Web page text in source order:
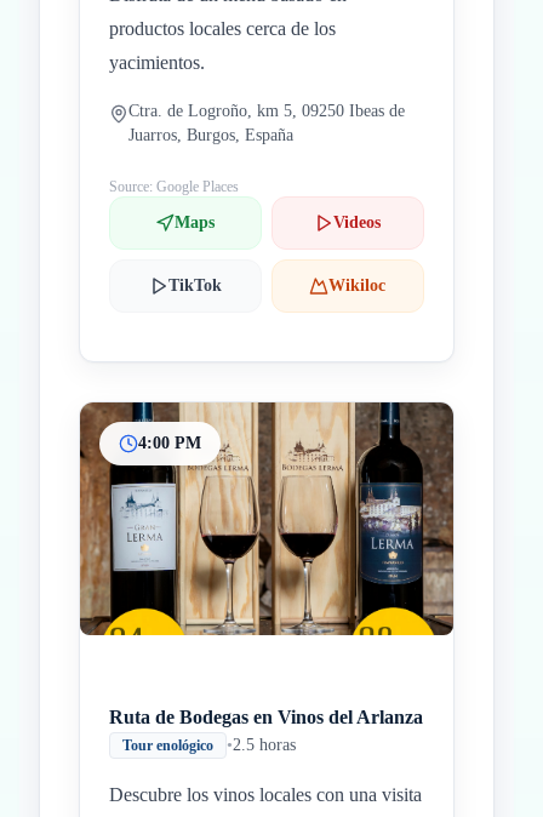
productos locales cerca de los
yacimientos.
Ctra. de Logroño, km 5, 09250 Ibeas de
Juarros, Burgos, España
Source: Google Places
Maps Videos
TikTok Wikiloc
4:00 PM
Ruta de Bodegas en Vinos del Arlanza
Tour enológico •2.5 horas
Descubre los vinos locales con una visita